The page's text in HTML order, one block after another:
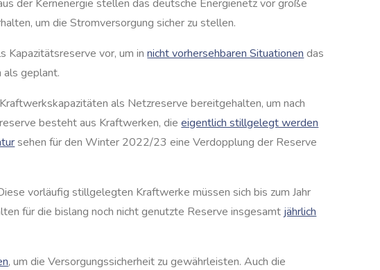
der Kernenergie stellen das deutsche Energienetz vor große
um die Stromversorgung sicher zu stellen.
Kapazitätsreserve vor, um innicht vorhersehbaren Situationen das
geplant.
als Netzreserve bereitgehalten, um nach
besteht aus Kraftwerken, dieeigentlich stillgelegt werden
sehen für den Winter 2022/23 eine Verdopplung der Reserve
vorläufig stillgelegten Kraftwerke müssen sich bis zum Jahr
für die bislang noch nicht genutzte Reserve insgesamt jährlich
, um die Versorgungssicherheit zu gewährleisten. Auch die